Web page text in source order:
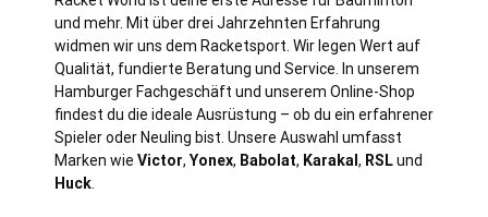
und mehr. Mit über drei Jahrzehnten Erfahrung
widmen wir uns dem Racketsport. Wir legen Wert auf
Qualität, fundierte Beratung und Service. In unserem
Hamburger Fachgeschäft und unserem Online-Shop
findest du die ideale Ausrüstung – ob du ein erfahrener
Spieler oder Neuling bist. Unsere Auswahl umfasst
Marken wie Victor, Yonex, Babolat, Karakal , RSLund
Huck